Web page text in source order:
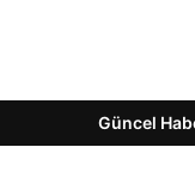
Güncel